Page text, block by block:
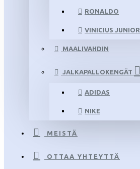
RONALDO
VINICIUS JUNIOR
MAALIVAHDIN
JALKAPALLOKENGÄT
ADIDAS
NIKE
MEISTÄ
OTTAA YHTEYTTÄ